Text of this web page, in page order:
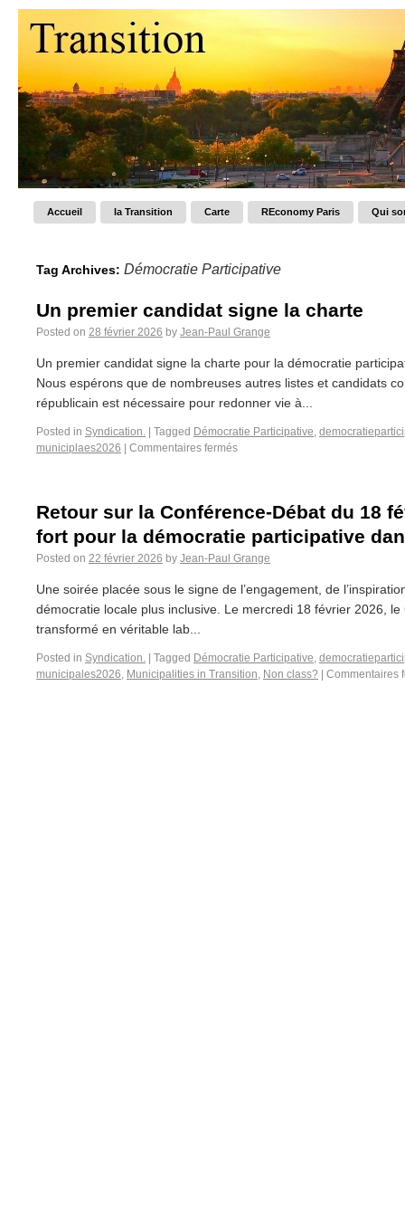
Accueil la Transition Carte REconomy Paris Qui
Tag Archives: Démocratie Participative
Un premier candidat signe la charte
Posted on 28 février 2026 by Jean-Paul Grange
Un premier candidat signe la charte pour la démocratie
Nous espérons que de nombreuses autres listes et candidats
républicain est nécessaire pour redonner vie à...
Posted in Syndication. Tagged Démocratie Participative,
municiplaes2026
Commentaires fermés
Retour sur la Conférence-Débat du 18
fort pour la démocratie participative
Posted on 22 février 2026 by Jean-Paul Grange
Une soirée placée sous le signe de l’engagement, de
démocratie locale plus inclusive. Le mercredi 18 février 2026, le
transformé en véritable lab...
Posted in Syndication. Tagged Démocratie Participative,
municipales2026, Municipalities in Transition, Non class? Commentaires